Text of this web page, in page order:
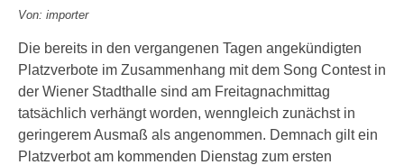
Von: importer
Die bereits in den vergangenen Tagen angekündigten
Platzverbote im Zusammenhang mit dem Song Contest in
der Wiener Stadthalle sind am Freitagnachmittag
tatsächlich verhängt worden, wenngleich zunächst in
geringerem Ausmaß als angenommen. Demnach gilt ein
Platzverbot am kommenden Dienstag zum ersten